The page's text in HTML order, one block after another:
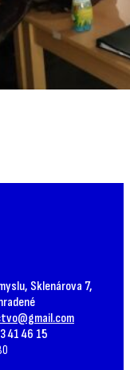
Sklenárova 7,
41 46 15